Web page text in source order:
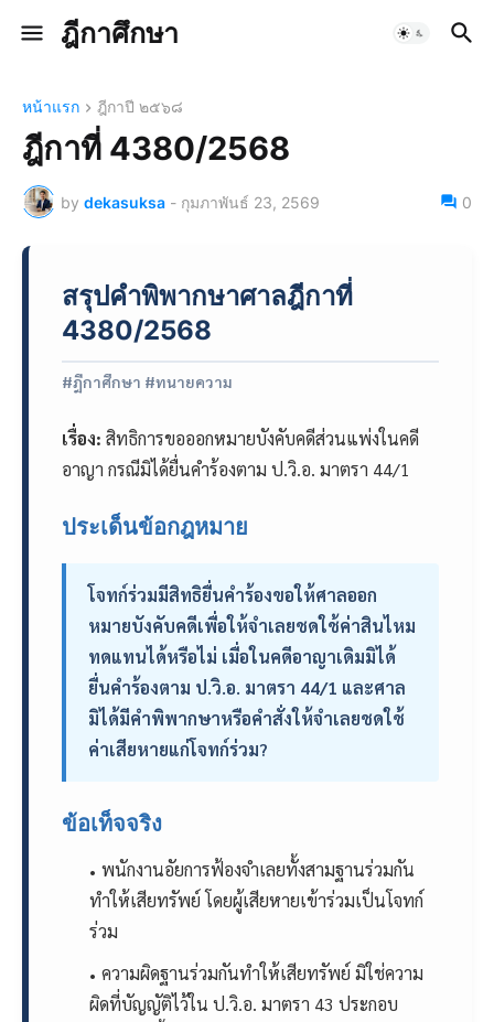
ฎีกาศึกษา
หน้าแรก ฎีกาปี ๒๕๖๘
ฎีกาที่ 4380/2568
by dekasuksa - กุมภาพันธ์ 23, 2569 0
สรุปคำพิพากษาศาลฎีกาที่
4380/2568
#ฎีกาศึกษา #ทนายความ
เรื่อง: สิทธิการขอออกหมายบังคับคดีส่วนแพ่งในคดี
อาญา กรณีมิได้ยื่นคำร้องตาม ป.วิ.อ. มาตรา 44/1
ประเด็นข้อกฎหมาย
โจทก์ร่วมมีสิทธิยื่นคำร้องขอให้ศาลออก
หมายบังคับคดีเพื่อให้จำเลยชดใช้ค่าสินไหม
ทดแทนได้หรือไม่ เมื่อในคดีอาญาเดิมมิได้
ยื่นคำร้องตาม ป.วิ.อ. มาตรา 44/1 และศาล
มิได้มีคำพิพากษาหรือคำสั่งให้จำเลยชดใช้
ค่าเสียหายแก่โจทก์ร่วม?
ข้อเท็จจริง
พนักงานอัยการฟ้องจำเลยทั้งสามฐานร่วมกัน
ทำให้เสียทรัพย์ โดยผู้เสียหายเข้าร่วมเป็นโจทก์
ร่วม
ความผิดฐานร่วมกันทำให้เสียทรัพย์ มิใช่ความ
ผิดที่บัญญัติไว้ใน ป.วิ.อ. มาตรา 43 ประกอบ